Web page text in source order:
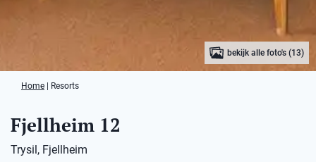
bekijk alle foto's (13)
Home Resorts
Fjellheim 12
Trysil, Fjellheim